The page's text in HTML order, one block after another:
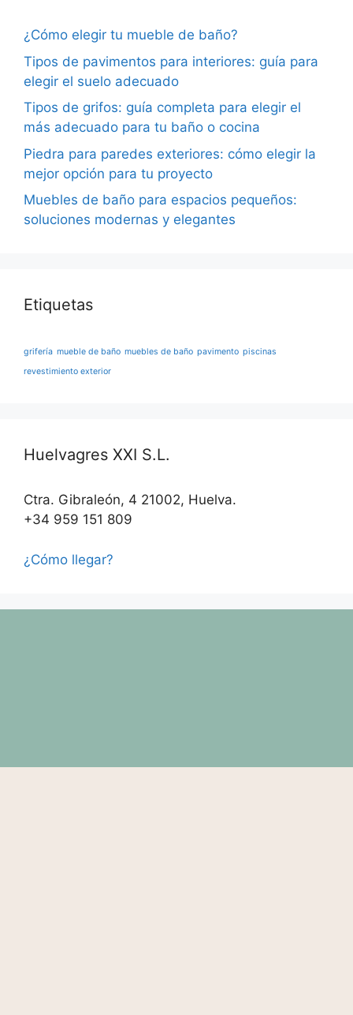
¿Cómo elegir tu mueble de baño?
Tipos de pavimentos para interiores: guía para
elegir el suelo adecuado
Tipos de grifos: guía completa para elegir el
más adecuado para tu baño o cocina
Piedra para paredes exteriores: cómo elegir la
mejor opción para tu proyecto
Muebles de baño para espacios pequeños:
soluciones modernas y elegantes
Etiquetas
grifería mueble de baño muebles de baño pavimento piscinas
revestimiento exterior
Huelvagres XXI S.L.
Ctra. Gibraleón, 4 21002, Huelva.
+34 959 151 809
¿Cómo llegar?